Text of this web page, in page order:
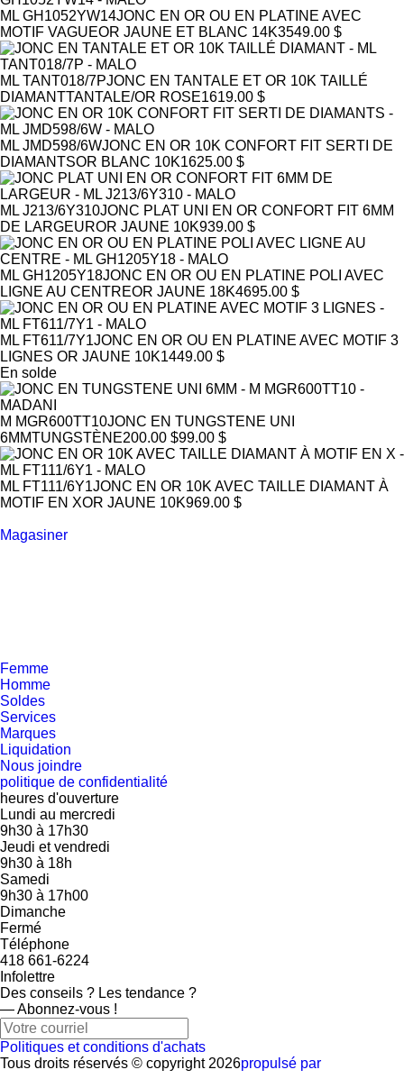
ML GH1052YW14JONC EN OR OU EN PLATINE AVEC
MOTIF VAGUEOR JAUNE ET BLANC 14K3549.00 $
ML TANT018/7PJONC EN TANTALE ET OR 10K TAILLÉ
DIAMANTTANTALE/OR ROSE1619.00 $
ML JMD598/6WJONC EN OR 10K CONFORT FIT SERTI DE
DIAMANTSOR BLANC 10K1625.00 $
ML J213/6Y310JONC PLAT UNI EN OR CONFORT FIT 6MM
DE LARGEUROR JAUNE 10K939.00 $
ML GH1205Y18JONC EN OR OU EN PLATINE POLI AVEC
LIGNE AU CENTREOR JAUNE 18K4695.00 $
ML FT611/7Y1JONC EN OR OU EN PLATINE AVEC MOTIF 3
LIGNES OR JAUNE 10K1449.00 $
En solde
M MGR600TT10JONC EN TUNGSTENE UNI
6MMTUNGSTÈNE200.00 $99.00 $
ML FT111/6Y1JONC EN OR 10K AVEC TAILLE DIAMANT À
MOTIF EN XOR JAUNE 10K969.00 $
Magasiner
Femme
Homme
Soldes
Services
Marques
Liquidation
Nous joindre
politique de confidentialité
heures d'ouverture
Lundi au mercredi
9h30 à 17h30
Jeudi et vendredi
9h30 à 18h
Samedi
9h30 à 17h00
Dimanche
Fermé
Téléphone
418 661-6224
Infolettre
Des conseils ? Les tendance ?
― Abonnez-vous !
Politiques et conditions d'achats
Tous droits réservés © copyright 2026propulsé par